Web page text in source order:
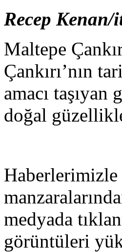
Recep Kenan/
Maltepe
Çankırı’nın
amacı taşıyan
doğal
Haberlerimizle
medyada
görüntüleri